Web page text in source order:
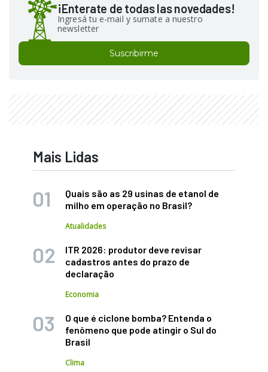
¡Enterate de todas las novedades!
Ingresá tu e-mail y sumate a nuestro
newsletter
Suscribirme
Mais Lidas
Quais são as 29 usinas de etanol de
milho em operação no Brasil?
Atualidades
ITR 2026: produtor deve revisar
cadastros antes do prazo de
declaração
Economia
O que é ciclone bomba? Entenda o
fenômeno que pode atingir o Sul do
Brasil
Clima